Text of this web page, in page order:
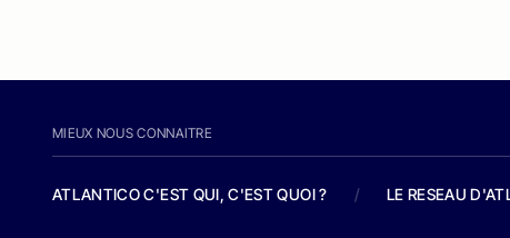
MIEUX NOUS CONNAITRE
ATLANTICO C'EST QUI, C'EST QUOI ? / LE RESEAU